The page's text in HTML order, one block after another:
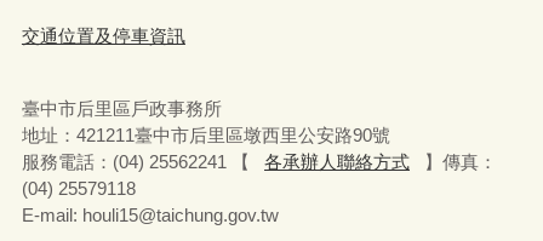
交通位置及停車資訊
臺中市后里區戶政事務所
地址： 421211臺中市后里區墩西里公安路90號
服務電話： (04) 25562241 【 各承辦人聯絡方式 】傳真：
(04) 25579118
E-mail: houli15@taichung.gov.tw